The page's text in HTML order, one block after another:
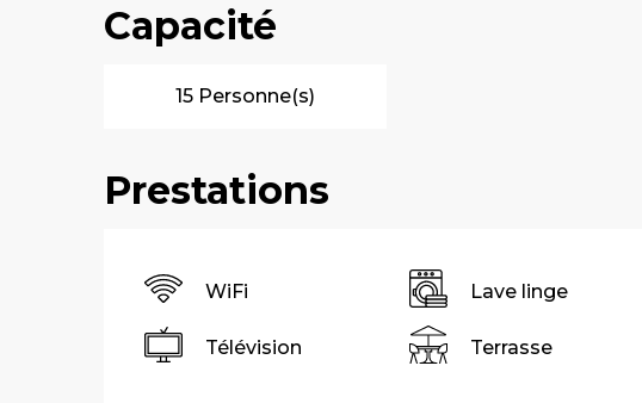
Capacité
15 Personne(s)
Prestations
WiFi Lave linge
Télévision Terrasse